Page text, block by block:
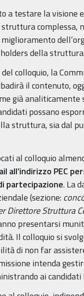
a testare la visione
complessa,
della
colloquio, la
il contenuto,
già
possano
struttura, sia dal
al colloquio
all’indirizzo PEC
partecipazione. La
(sezione:
Direttore Struttura
presentarsi
Il colloquio si
di non far
intenda
ai candidati